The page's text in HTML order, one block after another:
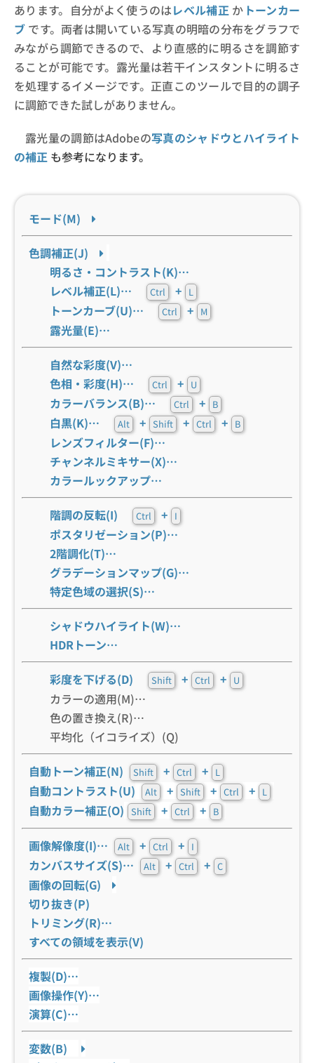
モード(M)
色調補正(J)
明るさ・コントラスト(K)…
レベル補正(L)…
Ctrl + L
トーンカーブ(U)… Ctrl + M
露光量(E)…
自然な彩度(V)…
色相・彩度(H)…
Ctrl + U
カラーバランス(B)… Ctrl + B
白黒(K)… Alt + Shift + Ctrl + B
レンズフィルター(F)…
チャンネルミキサー(X)…
カラールックアップ…
階調の反転(I) Ctrl + I
ポスタリゼーション(P)…
2階調化(T)…
グラデーションマップ(G)…
特定色域の選択(S)…
シャドウハイライト(W)…
HDRトーン…
彩度を下げる(D) Shift + Ctrl + U
カラーの適用(M)…
色の置き換え(R)…
平均化（イコライズ）(Q)
自動トーン補正(N) Shift + Ctrl + L
自動コントラスト(U) Alt + Shift + Ctrl + L
自動カラー補正(O) Shift + Ctrl + B
画像解像度(I)… Alt + Ctrl + I
カンバスサイズ(S)… Alt + Ctrl + C
画像の回転(G)
切り抜き(P)
トリミング(R)…
すべての領域を表示(V)
複製(D)…
画像操作(Y)…
演算(C)…
変数(B)
あります。自分がよく使うのはレベル補正 か トーンカー
ブ です。両者は開いている写真の明暗の分布をグラフで
みながら調節できるので、より直感的に明るさを調節す
ることが可能です。露光量は若干インスタントに明るさ
を処理するイメージです。正直このツールで目的の調子
に調節できた試しがありません。
露光量の調節はAdobeの写真のシャドウとハイライト
の補正 も参考になります。